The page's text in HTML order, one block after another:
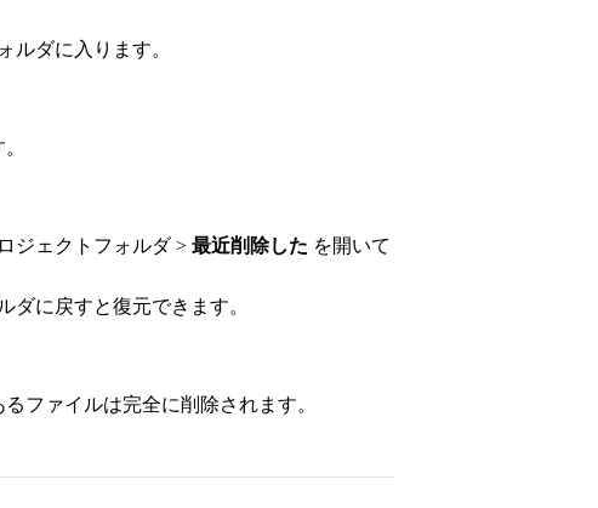
ルダに入ります。
ジェクトフォルダ > 最近削除した を開いて
ダに戻すと復元できます。
ファイルは完全に削除されます。